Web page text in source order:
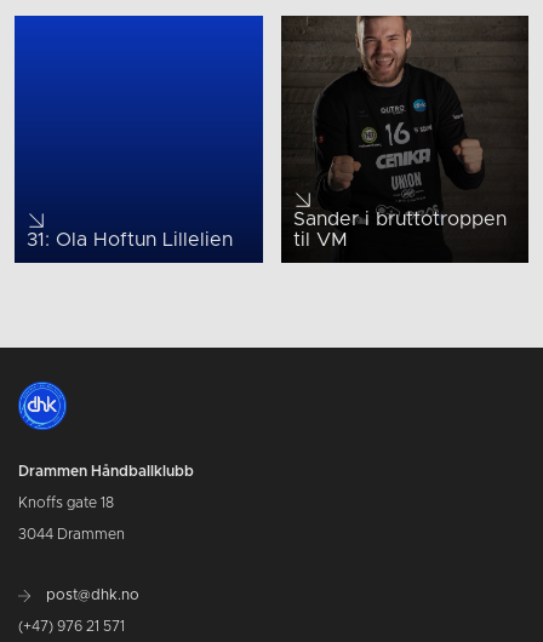
31: Ola Hoftun Lillelien
Sander i bruttotroppen
til VM
Drammen Håndballklubb
Knoffs gate 18
3044 Drammen
post@dhk.no
(+47) 976 21 571